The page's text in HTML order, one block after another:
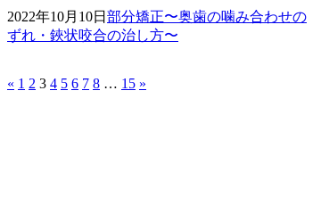
2022年10月10日 部分矯正〜奥歯の噛み合わせの
ずれ・鋏状咬合の治し方〜
« 1 2 3 4 5 6 7 8 … 15 »